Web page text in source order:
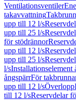
Ventilationsventiler
takavvattning
upp till 12 l/s
upp till 25 l/s
för stödrännor
upp till 12 l/s
upp till 25 l/s
l/sInstallationselement
ångspärrFör
upp till 12 l/sÖverlopp
till 12 l/sReservdelar